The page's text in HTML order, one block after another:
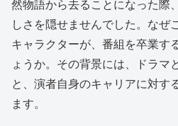
然物語から去ることになった際
しさを隠せませんでした。なぜ
キャラクターが、番組を卒業す
ょうか。その背景には、ドラマ
と、演者自身のキャリアに対す
ます。